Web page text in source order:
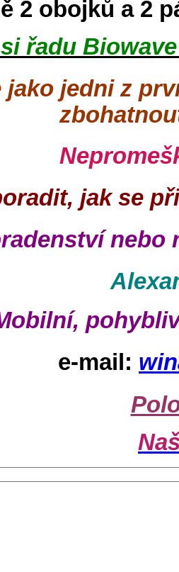
2 obojků a 2
řadu
jedni z
jak se
nebo
e-mail: